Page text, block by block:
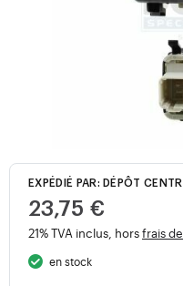
EXPÉDIÉ PAR: DÉPÔT
23,75 €
21% TVA inclus, horsfrais
en stock